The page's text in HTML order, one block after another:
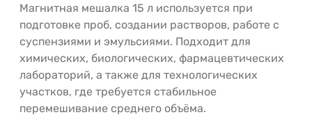
Магнитная мешалка 15 л используется при
подготовке проб, создании растворов, работе с
суспензиями и эмульсиями. Подходит для
химических, биологических, фармацевтических
лабораторий, а также для технологических
участков, где требуется стабильное
перемешивание среднего объёма.